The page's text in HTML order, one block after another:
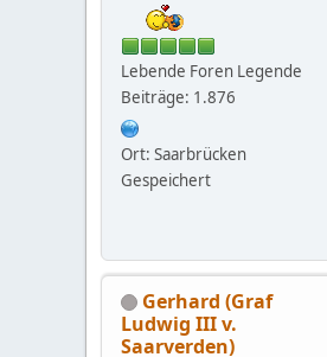
Lebende Foren Legende
Beiträge: 1.876
Ort: Saarbrücken
Gespeichert
Gerhard (Graf
Ludwig III v.
Saarverden)